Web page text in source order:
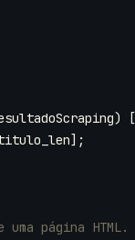
)
];